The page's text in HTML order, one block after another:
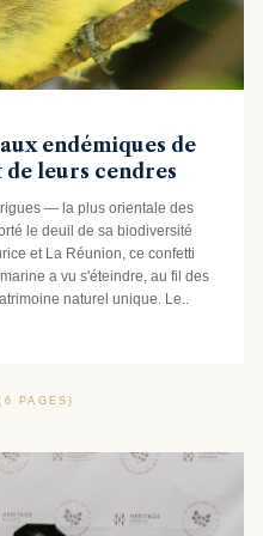
endémiques de
de leurs cendres
— la plus orientale des
le deuil de sa biodiversité
et La Réunion, ce confetti
a vu s'éteindre, au fil des
naturel unique. Le..
PAGES)